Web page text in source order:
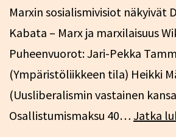
Marxin sosialismivisiot näkyivät
Kabata – Marx ja marxilaisuus
Puheenvuorot: Jari-Pekka
(Ympäristöliikkeen tila) Heikki
(Uusliberalismin vastainen
Osallistumismaksu 40… Jatka